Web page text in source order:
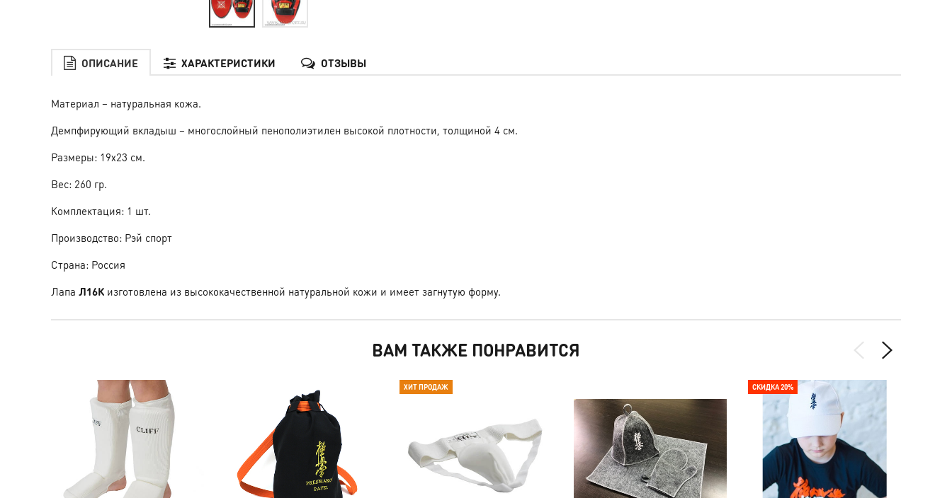
ОПИСАНИЕ ХАРАКТЕРИСТИКИ ОТЗЫВЫ
Материал – натуральная кожа.
Демпфирующий вкладыш – многослойный пенополиэтилен высокой плотности, толщиной 4 см.
Размеры: 19х23 см.
Вес: 260 гр.
Комплектация: 1 шт.
Производство: Рэй спорт
Страна: Россия
Лапа Л16К изготовлена из высококачественной натуральной кожи и имеет загнутую форму.
ВАМ ТАКЖЕ ПОНРАВИТСЯ
ХИТ ПРОДАЖ СКИДКА 20%